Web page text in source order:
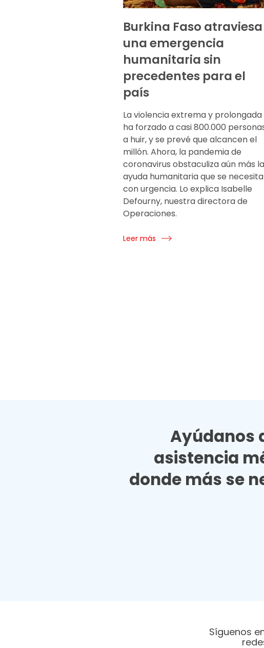
Burkina Faso atraviesa
una emergencia
humanitaria sin
precedentes para el
país
La violencia extrema y prolongada
ha forzado a casi 800.000
a huir, y se prevé que alcancen el
millón. Ahora, la pandemia de
coronavirus obstaculiza aún más la
ayuda humanitaria que se necesita
con urgencia. Lo explica Isabelle
Defourny, nuestra directora de
Operaciones.
Leer más
Ayúdanos
asistencia
donde más se
Síguenos